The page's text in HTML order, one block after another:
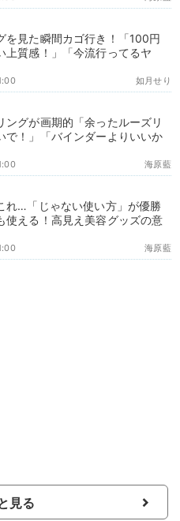
を見た瞬間カゴ行き！「100円
上質感！」「今流行ってるヤ
如月せり
ングが画期的「余ったルーズリ
で！」「バインダーよりいいか
海原藍
れ…「じゃない使い方」が優勝
える！高見え美容グッズの意
海原藍
見る